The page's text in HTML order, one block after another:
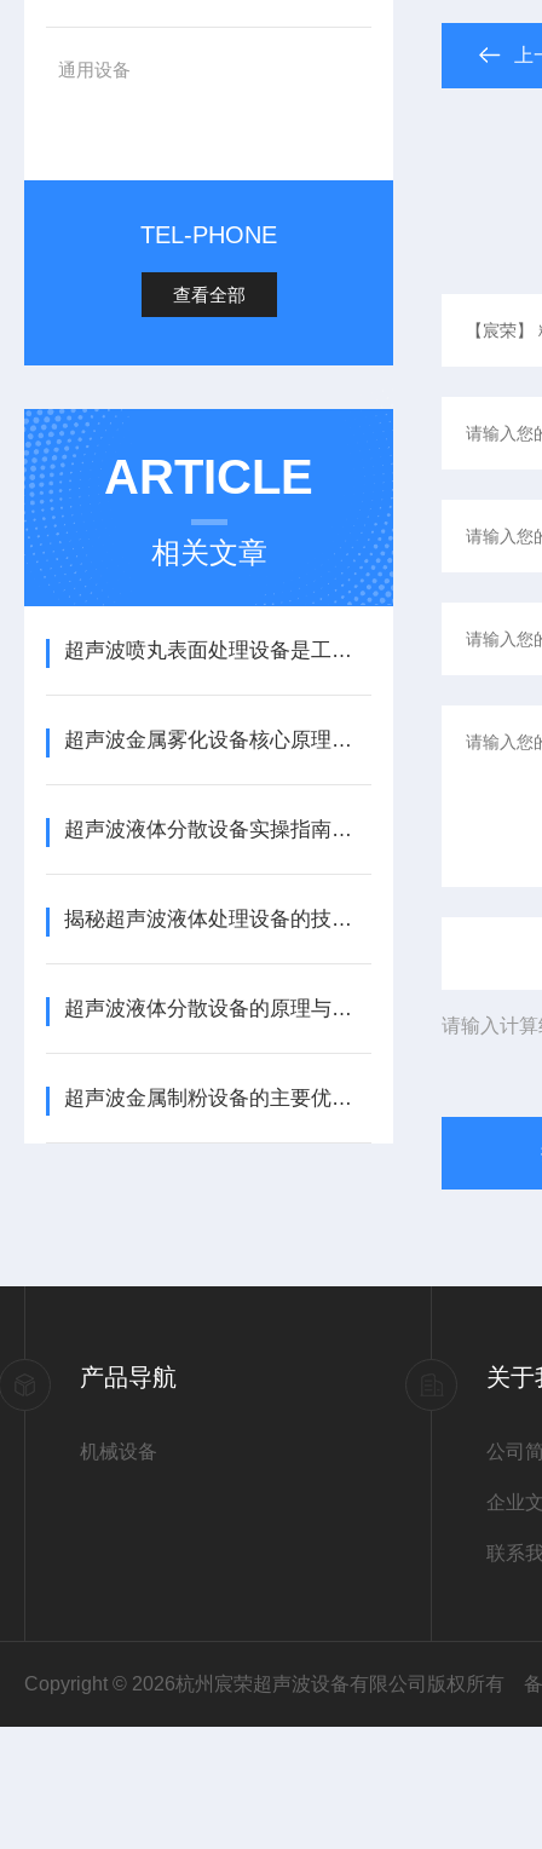
通用设备
TEL-PHONE
查看全部
ARTICLE
相关文章
超声波喷丸表面处理设备是工艺与应用介绍
超声波金属雾化设备核心原理与应用场景
超声波液体分散设备实操指南：细节把控与工艺优化
揭秘超声波液体处理设备的技术奥秘
超声波液体分散设备的原理与应用解析
超声波金属制粉设备的主要优势体现在哪些方面
请输入计
产品导航
机械设备
关于
公司
企业
联系
Copyright © 2026杭州宸荣超声波设备有限公司版权所有